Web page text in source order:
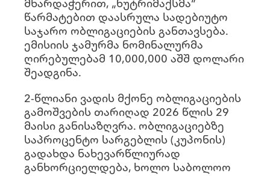
წარმატებით დაასრულა სადებიუტო
საჯარო ობლიგაციების განთავსება.
ემისიის ჯამურმა ნომინალურმა
ღირებულებამ 10,000,000 აშშ დოლარი
შეადგინა.
2-წლიანი ვადის მქონე ობლიგაციების
გამოშვების თარიღად 2026 წლის 29
მაისი განისაზღვრა. ობლიგაციებზე
საპროცენტო სარგებლის (კუპონის)
გადახდა ნახევარწლიურად
განხორციელდება, ხოლო საბოლოო